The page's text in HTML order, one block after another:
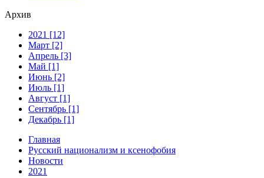
Архив
2021 [12]
Март [2]
Апрель [3]
Май [1]
Июнь [2]
Июль [1]
Август [1]
Сентябрь [1]
Декабрь [1]
Главная
Русский национализм и ксенофобия
Новости
2021